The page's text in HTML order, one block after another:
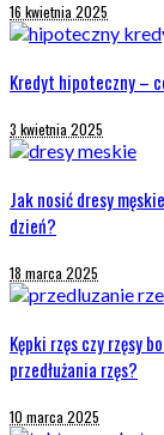
16 kwietnia 2025
Kredyt hipoteczny –
3 kwietnia 2025
Jak nosić dresy
dzień?
18 marca 2025
Kępki rzęs czy rzęsy
przedłużania rzęs?
10 marca 2025